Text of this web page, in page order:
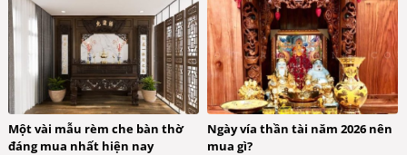
Một vài mẫu rèm che bàn thờ
đáng mua nhất hiện nay
Ngày vía thần tài năm 2026 nên
mua gì?